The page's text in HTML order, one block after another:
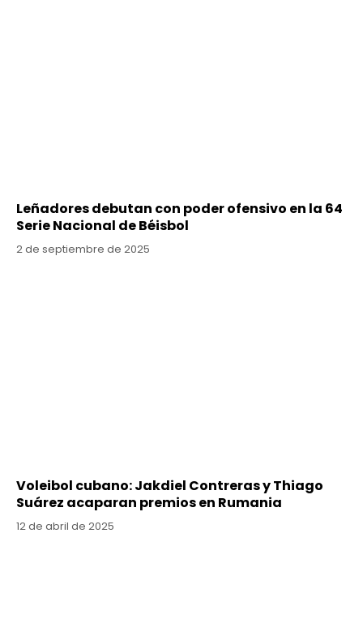
Leñadores debutan con poder ofensivo en la 64
Serie Nacional de Béisbol
2 de septiembre de 2025
Voleibol cubano: Jakdiel Contreras y Thiago
Suárez acaparan premios en Rumania
12 de abril de 2025